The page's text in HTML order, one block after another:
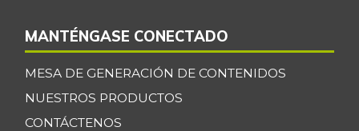
MANTÉNGASE CONECTADO
MESA DE GENERACIÓN DE CONTENIDOS
NUESTROS PRODUCTOS
CONTÁCTENOS